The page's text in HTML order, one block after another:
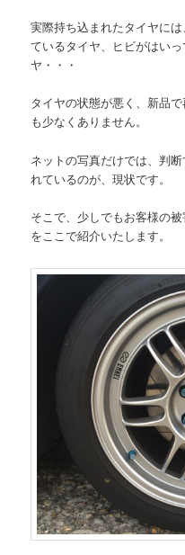
実際持ち込まれたタイヤに
ているタイヤ、ヒビがはい
ヤ・・・
タイヤの状態が悪く、新品
も少なくありません。
ネットの写真だけでは、判
れているのが、現状です。
そこで、少しでもお客様の
をここで紹介いたします。